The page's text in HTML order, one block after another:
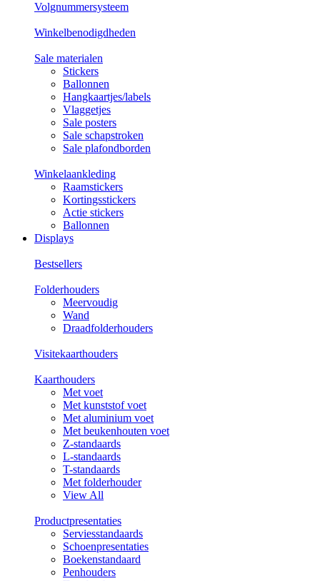
Volgnummersysteem
Winkelbenodigdheden
Sale materialen
Stickers
Ballonnen
Hangkaartjes/labels
Vlaggetjes
Sale posters
Sale schapstroken
Sale plafondborden
Winkelaankleding
Raamstickers
Kortingsstickers
Actie stickers
Ballonnen
Displays
Bestsellers
Folderhouders
Meervoudig
Wand
Draadfolderhouders
Visitekaarthouders
Kaarthouders
Met voet
Met kunststof voet
Met aluminium voet
Met beukenhouten voet
Z-standaards
L-standaards
T-standaards
Met folderhouder
View All
Productpresentaties
Serviesstandaards
Schoenpresentaties
Boekenstandaard
Penhouders